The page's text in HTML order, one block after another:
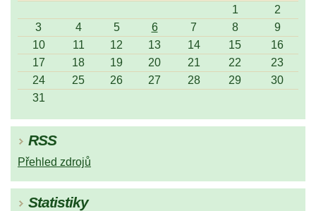
1
2
3
4 5 6 7 8
9
10
11 12 13 14 15
16
17
18 19 20 21 22
23
24
25 26 27 28 29
30
31
RSS
Přehled zdrojů
Statistiky